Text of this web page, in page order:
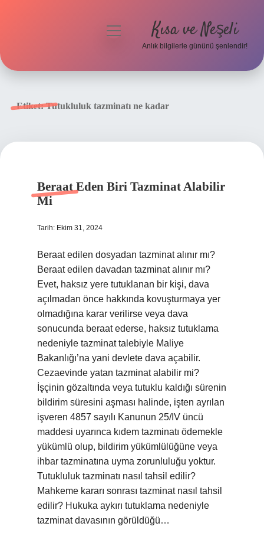
menüyü
Kısa ve Neşeli
Anlık bilgilerle gününü şenlendir!
Etiket:Tutukluluk tazminatı ne kadar
Beraat Eden Biri Tazminat Alabilir
Mi
Tarih: Ekim 31, 2024
Beraat edilen dosyadan tazminat alınır mı?
Beraat edilen davadan tazminat alınır mı?
Evet, haksız yere tutuklanan bir kişi, dava
açılmadan önce hakkında kovuşturmaya yer
olmadığına karar verilirse veya dava
sonucunda beraat ederse, haksız tutuklama
nedeniyle tazminat talebiyle Maliye
Bakanlığı’na yani devlete dava açabilir.
Cezaevinde yatan tazminat alabilir mi?
İşçinin gözaltında veya tutuklu kaldığı sürenin
bildirim süresini aşması halinde, işten ayrılan
işveren 4857 sayılı Kanunun 25/IV üncü
maddesi uyarınca kıdem tazminatı ödemekle
yükümlü olup, bildirim yükümlülüğüne veya
ihbar tazminatına uyma zorunluluğu yoktur.
Tutukluluk tazminatı nasıl tahsil edilir?
Mahkeme kararı sonrası tazminat nasıl tahsil
edilir? Hukuka aykırı tutuklama nedeniyle
tazminat davasının görüldüğü…